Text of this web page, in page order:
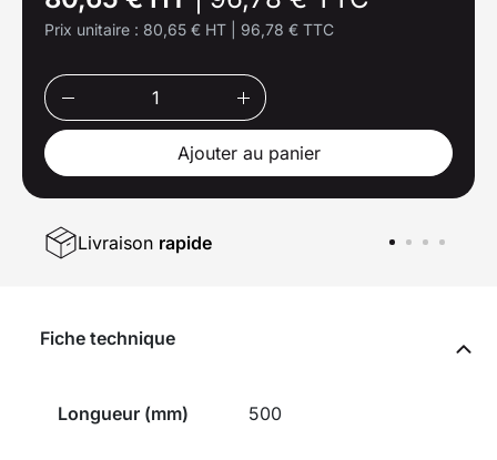
Prix unitaire : 80,65 € HT 96,78 € TTC
Ajouter au panier
Livraison rapide
Fiche technique
Longueur (mm) 500